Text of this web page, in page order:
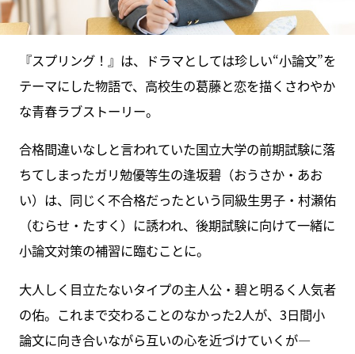
『スプリング！』は、ドラマとしては珍しい“小論文”を
テーマにした物語で、高校生の葛藤と恋を描くさわやか
な青春ラブストーリー。
合格間違いなしと言われていた国立大学の前期試験に落
ちてしまったガリ勉優等生の逢坂碧（おうさか・あお
い）は、同じく不合格だったという同級生男子・村瀬佑
（むらせ・たすく）に誘われ、後期試験に向けて一緒に
小論文対策の補習に臨むことに。
大人しく目立たないタイプの主人公・碧と明るく人気者
の佑。これまで交わることのなかった2人が、3日間小
論文に向き合いながら互いの心を近づけていくが―